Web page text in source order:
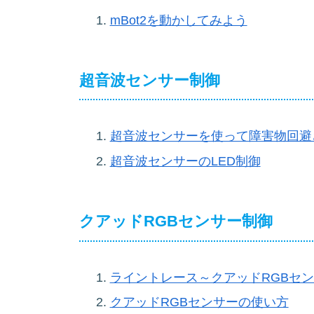
mBot2を動かしてみよう
超音波センサー制御
超音波センサーを使って障害物回避
超音波センサーのLED制御
クアッドRGBセンサー制御
ライントレース～クアッドRGBセ
クアッドRGBセンサーの使い方